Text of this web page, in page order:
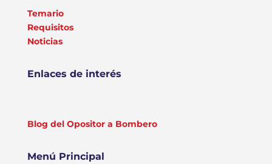
Temario
Requisitos
Noticias
Enlaces de interés
Blog del Opositor a Bombero
Menú Principal